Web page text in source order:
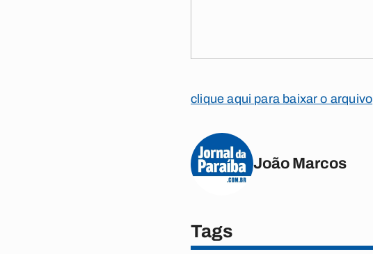
clique aqui para baixar o arquivo
João Marcos
Tags